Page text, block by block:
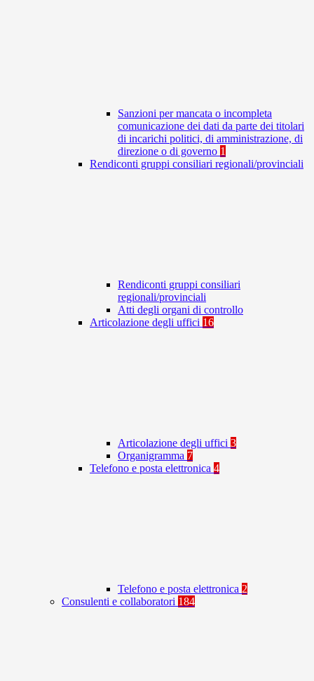
Sanzioni per mancata o incompleta
comunicazione dei dati da parte dei titolari
di incarichi politici, di amministrazione, di
direzione o di governo 1
Rendiconti gruppi consiliari regionali/provinciali
Rendiconti gruppi consiliari
regionali/provinciali
Atti degli organi di controllo
Articolazione degli uffici 16
Articolazione degli uffici 3
Organigramma 7
Telefono e posta elettronica 4
Telefono e posta elettronica 2
Consulenti e collaboratori 184